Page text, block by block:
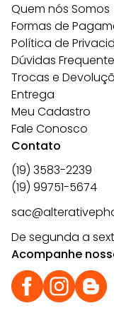
Quem nós Somos
Formas de
Política de
Dúvidas
Trocas e
Entrega
Meu Cadastro
Fale Conosco
Contato
(19) 3583-2239
(19) 99751-5674
De segunda a
Acompanhe